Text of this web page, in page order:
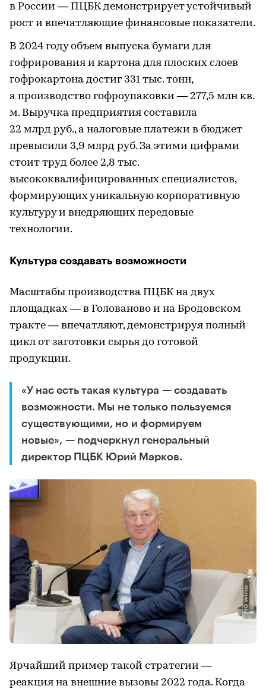
в России — ПЦБК демонстрирует устойчивый
рост и впечатляющие финансовые показатели.
В 2024 году объем выпуска бумаги для
гофрирования и картона для плоских слоев
гофрокартона достиг 331 тыс. тонн,
а производство гофроупаковки — 277,5 млн кв.
м. Выручка предприятия составила
22 млрд руб., а налоговые платежи в бюджет
превысили 3,9 млрд руб. За этими цифрами
стоит труд более 2,8 тыс.
высококвалифицированных специалистов,
формирующих уникальную корпоративную
культуру и внедряющих передовые
технологии.
Культура создавать возможности
Масштабы производства ПЦБК на двух
площадках — в Голованово и на Бродовском
тракте — впечатляют, демонстрируя полный
цикл от заготовки сырья до готовой
продукции.
«У нас есть такая культура — создавать
возможности. Мы не только пользуемся
существующими, но и формируем
новые», — подчеркнул генеральный
директор ПЦБК Юрий Марков.
Ярчайший пример такой стратегии —
реакция на внешние вызовы 2022 года. Когда